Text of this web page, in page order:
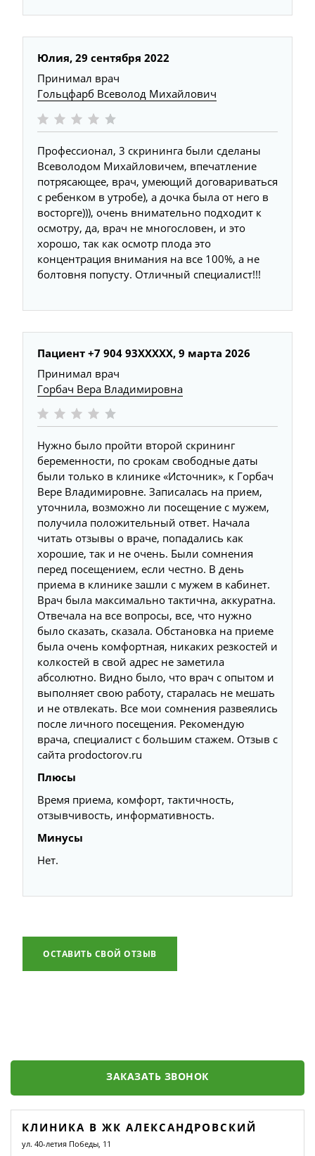
Юлия, 29 сентября 2022
Принимал врач
Гольцфарб Всеволод Михайлович
Профессионал, 3 скрининга были сделаны
Всеволодом Михайловичем, впечатление
потрясающее, врач, умеющий договариваться
с ребенком в утробе), а дочка была от него в
восторге))), очень внимательно подходит к
осмотру, да, врач не многословен, и это
хорошо, так как осмотр плода это
концентрация внимания на все 100%, а не
болтовня попусту. Отличный специалист!!!
Пациент +7 904 93XXXXX, 9 марта 2026
Принимал врач
Горбач Вера Владимировна
Нужно было пройти второй скрининг
беременности, по срокам свободные даты
были только в клинике «Источник», к Горбач
Вере Владимировне. Записалась на прием,
уточнила, возможно ли посещение с мужем,
получила положительный ответ. Начала
читать отзывы о враче, попадались как
хорошие, так и не очень. Были сомнения
перед посещением, если честно. В день
приема в клинике зашли с мужем в кабинет.
Врач была максимально тактична, аккуратна.
Отвечала на все вопросы, все, что нужно
было сказать, сказала. Обстановка на приеме
была очень комфортная, никаких резкостей и
колкостей в свой адрес не заметила
абсолютно. Видно было, что врач с опытом и
выполняет свою работу, старалась не мешать
и не отвлекать. Все мои сомнения развеялись
после личного посещения. Рекомендую
врача, специалист с большим стажем. Отзыв с
сайта prodoctorov.ru
Плюсы
Время приема, комфорт, тактичность,
отзывчивость, информативность.
Минусы
Нет.
ОСТАВИТЬ СВОЙ ОТЗЫВ
ЗАКАЗАТЬ ЗВОНОК
КЛИНИКА В ЖК АЛЕКСАНДРОВСКИЙ
ул. 40-летия Победы, 11